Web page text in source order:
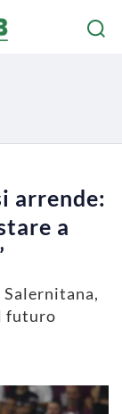
arrende:
a
Salernitana,
futuro